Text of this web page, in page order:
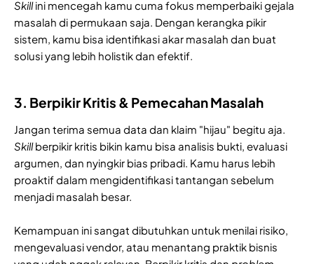
Skillini mencegah kamu cuma fokus memperbaiki gejala
masalah di permukaan saja. Dengan kerangka pikir
sistem, kamu bisa identifikasi akar masalah dan buat
solusi yang lebih holistik dan efektif.
3. Berpikir Kritis & Pemecahan Masalah
Jangan terima semua data dan klaim "hijau" begitu aja.
Skillberpikir kritis bikin kamu bisa analisis bukti, evaluasi
argumen, dan nyingkir bias pribadi. Kamu harus lebih
proaktif dalam mengidentifikasi tantangan sebelum
menjadi masalah besar.
Kemampuan ini sangat dibutuhkan untuk menilai risiko,
mengevaluasi vendor, atau menantang praktik bisnis